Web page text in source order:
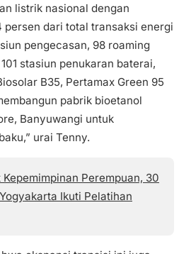
listrik nasional dengan
persen dari total transaksi energi
pengecasan, 98 roaming
stasiun penukaran baterai,
B35, Pertamax Green 95
pabrik bioetanol
Banyuwangi untuk
urai Tenny.
Kepemimpinan Perempuan, 30
Ikuti Pelatihan